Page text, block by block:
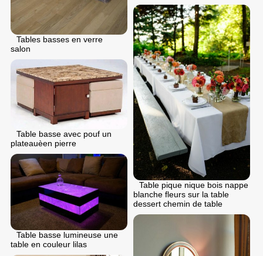
Tables basses en verre
salon
Table pique nique bois nappe
blanche fleurs sur la table
dessert chemin de table
Table basse avec pouf un
plateauèen pierre
Table basse lumineuse une
table en couleur lilas